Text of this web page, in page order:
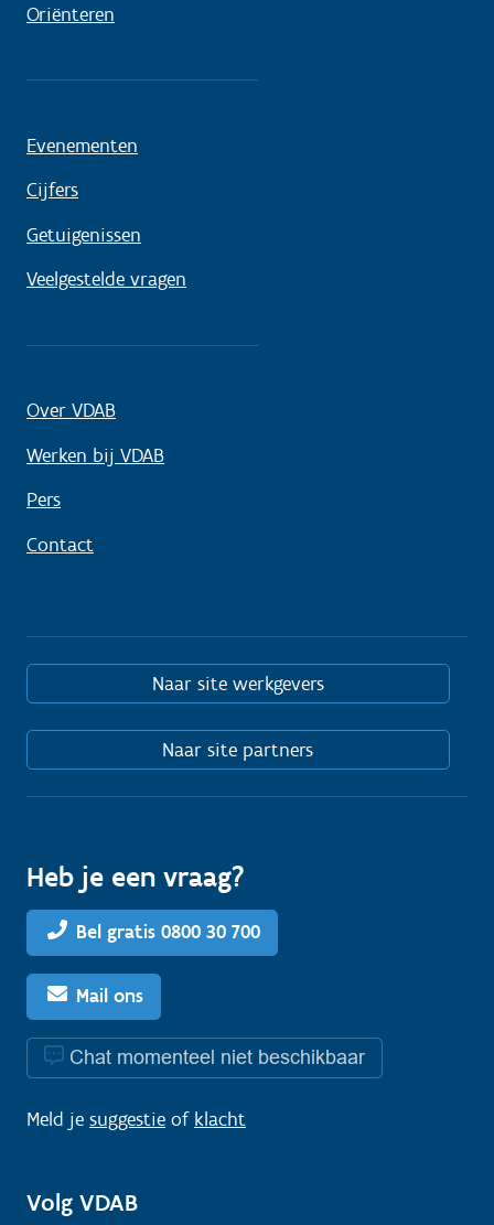
Oriënteren
Evenementen
Cijfers
Getuigenissen
Veelgestelde vragen
Over VDAB
Werken bij VDAB
Pers
Contact
Naar site werkgevers
Naar site partners
Heb je een vraag?
Bel gratis 0800 30 700
Mail ons
Chat momenteel niet beschikbaar
Meld je suggestie of klacht
Volg VDAB